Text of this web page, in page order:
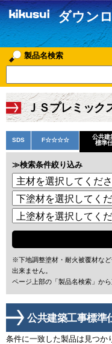
ダウン
製品名検索
ＪＳプレミック
SDS F☆☆☆☆
公共建
標準
≫検索条件絞り込み
※下地調整塗材・耐火被覆材な
出来ません。
ページ上部の「製品名検索」か
公共建築工事標準
条件に一致した製品は見つか